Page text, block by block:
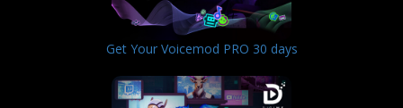
Get Your Voicemod PRO 30 days